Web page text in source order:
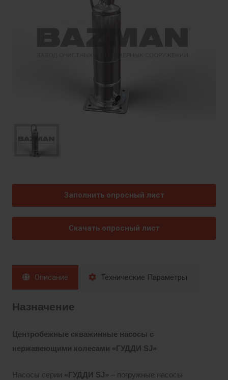
Заполнить опросный лист
Скачать опросный лист
Описание Технические Параметры
Назначение
Центробежные скважинные насосы с
нержавеющими колесами «ГУДД И SJ »
Насосы серии «ГУДДИ SJ» – погружные насосы